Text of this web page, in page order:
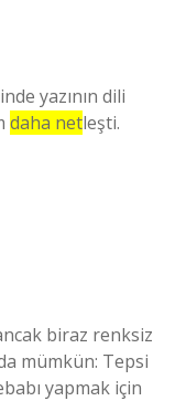
yazının dili
daha netleşti.
biraz renksiz
mümkün: Tepsi
yapmak için